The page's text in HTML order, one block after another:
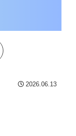
2026.06.13